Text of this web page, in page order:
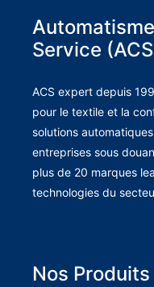
Service
ACS expert depuis
pour le textile et la
solutions
entreprises sous
plus de 20 marques
technologies du
Nos Produits